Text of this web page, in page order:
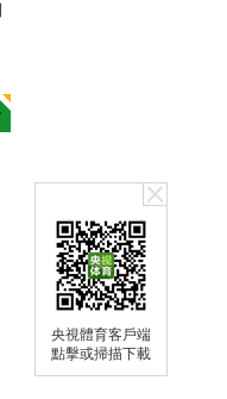
央視體育客戶端
點擊或掃描下載